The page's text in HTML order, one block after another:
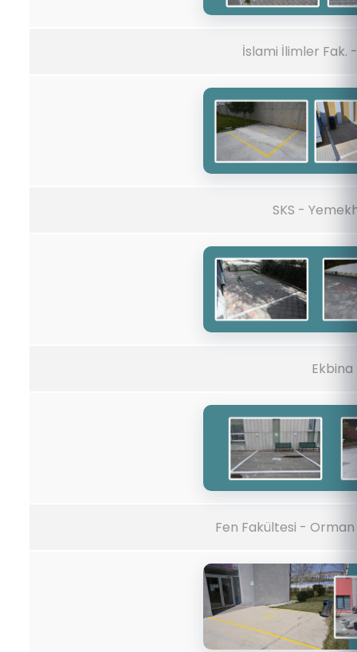
İslami İlimler Fak.
SKS -
Fen Fakültesi -